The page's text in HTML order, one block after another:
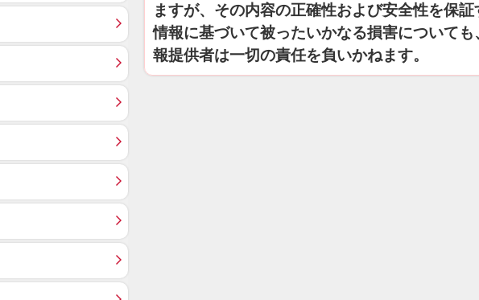
ますが、その内容の正確性および安全性を保
情報に基づいて被ったいかなる損害について
報提供者は一切の責任を負いかねます。